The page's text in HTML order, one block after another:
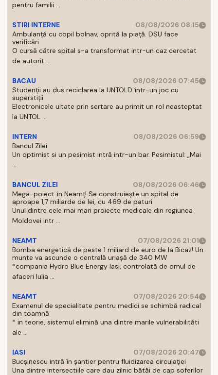
pentru familii ...
STIRI INTERNE
08/08/2026 08:15
Ambulanță cu copil bolnav, oprită la piață. DSU face
verificări
O cursă către spital s-a transformat intr-un caz cercetat
de autorit ...
BACAU
08/08/2026 07:45
Studenții au dus reciclarea la UNTOLD într-un joc cu
superstiții
Electronicele uitate prin sertare au primit un rol neasteptat
la UNTOL ...
INTERN
08/08/2026 06:59
Bancul Zilei
Un optimist si un pesimist intră intr-un bar. Pesimistul: „Mai
...
BANCUL ZILEI
08/08/2026 06:46
Mega-poiect în Neamț! Se construiește un spital de
aproape 1,7 miliarde de lei, cu 469 de paturi
Unul dintre cele mai mari proiecte medicale din regiunea
Moldovei intr ...
NEAMT
07/08/2026 21:01
Bomba energetică de peste 1 miliard de euro de la Bicaz! Un
munte va ascunde o centrală uriașă de 340 MW
*compania Hydro Blue Energy Iasi, controlată de omul de
afaceri Iulia ...
NEAMT
07/08/2026 20:54
Examenul de specialitate pentru medici se schimbă radical
din toamnă
* in teorie, sistemul elimină una dintre marile vulnerabilităti
ale ...
IASI
07/08/2026 20:47
Bucșinescu intră în șantier pentru fluidizarea circulației
Una dintre intersectiile care dau zilnic bătăi de cap soferilor